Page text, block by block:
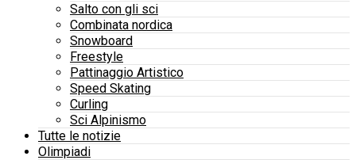
Salto con gli sci
Combinata nordica
Snowboard
Freestyle
Pattinaggio Artistico
Speed Skating
Curling
Sci Alpinismo
Tutte le notizie
Olimpiadi